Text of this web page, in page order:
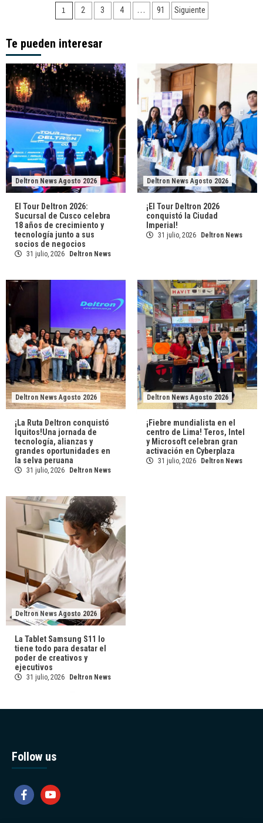
Navegación
entradas
1 2 3 4 … 91 Siguiente
Te pueden interesar
Deltron News Agosto 2026
El Tour Deltron 2026:
Sucursal de Cusco celebra
18 años de crecimiento y
tecnología junto a sus
socios de negocios
31 julio, 2026 Deltron News
Deltron News Agosto 2026
¡El Tour Deltron 2026
conquistó la Ciudad
Imperial!
31 julio, 2026 Deltron News
Deltron News Agosto 2026
¡La Ruta Deltron conquistó
Iquitos!Una jornada de
tecnología, alianzas y
grandes oportunidades en
la selva peruana
31 julio, 2026 Deltron News
Deltron News Agosto 2026
¡Fiebre mundialista en el
centro de Lima! Teros, Intel
y Microsoft celebran gran
activación en Cyberplaza
31 julio, 2026 Deltron News
Deltron News Agosto 2026
La Tablet Samsung S11 lo
tiene todo para desatar el
poder de creativos y
ejecutivos
31 julio, 2026 Deltron News
Follow us
facebookyoutube